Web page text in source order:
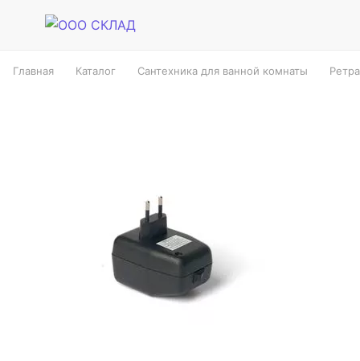
Главная Каталог Сантехника для ванной комнаты